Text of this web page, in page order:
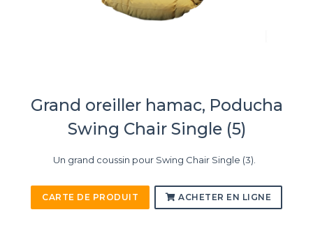
Grand oreiller hamac, Poducha
Swing Chair Single (5)
Un grand coussin pour Swing Chair Single (3).
CARTE DE PRODUIT ACHETER EN LIGNE